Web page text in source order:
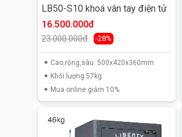
LB50-S10 khoá vân tay điện tử
16.500.000đ
23.000.000đ -28%
Cao,rộng,sâu: 500x420x360mm
Khối lượng:57kg
Mua online giảm 10%